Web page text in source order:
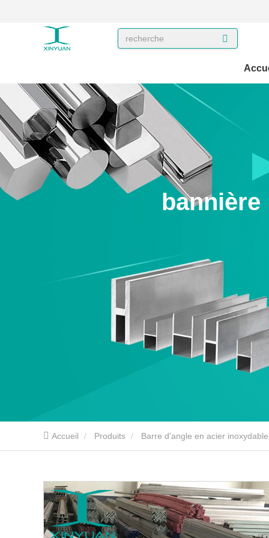
bannière
Accueil Produits Barre d'angle en acier inoxydable